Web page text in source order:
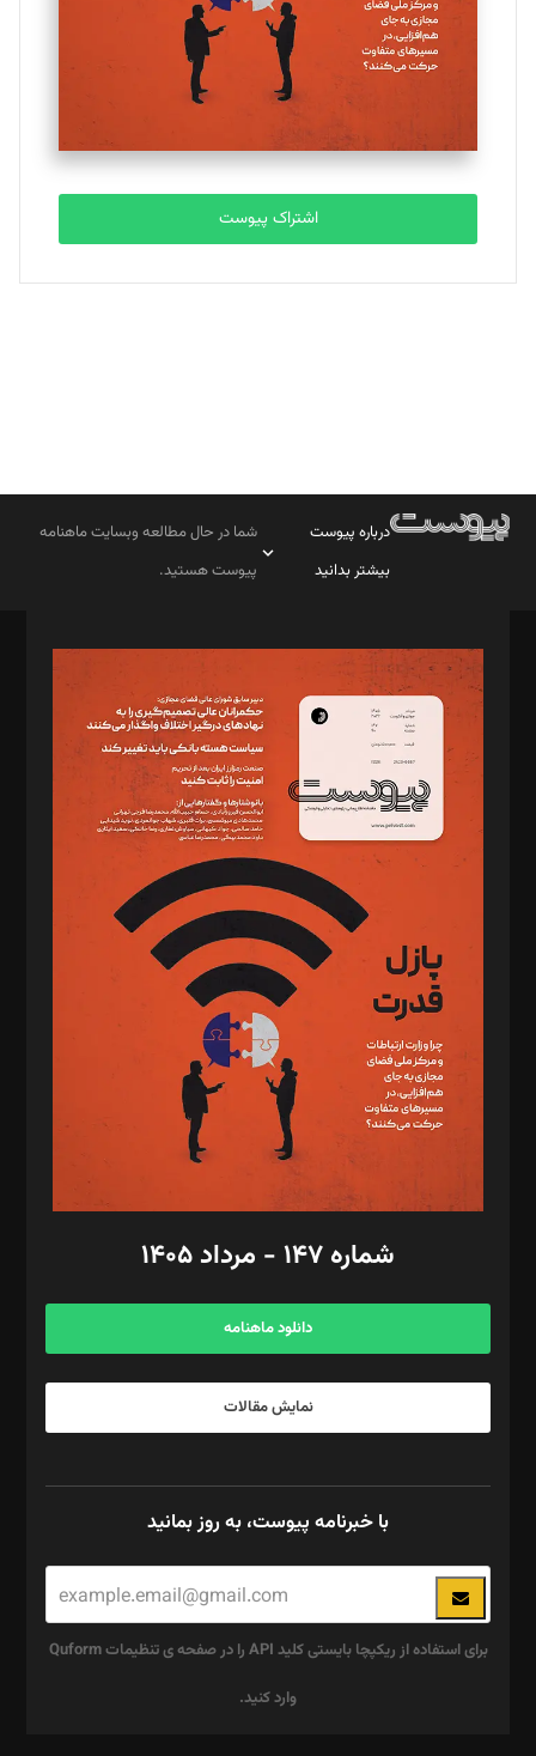
ملینا جعفری
تحریریه
مصطفی مسجدی آرانی
تحریریه
بابک نقاش
تحریریه
اشتراک پیوست
درباره پیوست
بیشتر بدانید
شما در حال مطالعه وبسایت ماهنامه
پیوست هستید.
مدیر مسئول: محمدباقر اثنی‌عشری
سردبیر: مهرک محمودی
دبیر تحریریه: میثم قاسمی
د‌بیر ناداستان: سمانه سمیع
د‌بیر خدمت و تجارت: ابوالفضل رجبی
د‌بیر حقوق فناوری: حسام‌الدین ایپکچی
د‌بیر پیوست جهان: مینا پاکدل
د‌بیر تحریریه آنلاین: بابک نقاش
تحریریه‌: مجتبی محمود‌ی، آرش برهمند، یسنا امان‌پور، سروش کرمیان،
مصطفی مسجدی آرانی، ابوالفضل رجبی، زهرا فکرانه، فائزه فتحی
رستمی،مصطفی باستان
ویرایش: نگار استاد‌‌آقا
طراح یونیفرم: مجید توکلی
فیلمبرداری و عکاسی: امیر شفیعی، مانی لطفی زاده
گرافیک و صفحه‌آرایی: سید‌سبحان‌علی ثابت
مد‌یر توسعه تجاری: کامبیز برید‌
امور مالی: شاپور رهبری، محمد‌ کاظمی‌نیا
آگهی و مشترکین: ۰۹۱۹۹۹۹۰۴۵۴
شماره ۱۴۷ - مرداد ۱۴۰۵
دانلود ماهنامه
نمایش مقالات
با خبرنامه پیوست، به روز بمانید
برای استفاده از ریکپچا بایستی کلید API را در صفحه ی تنظیمات Quform
وارد کنید.